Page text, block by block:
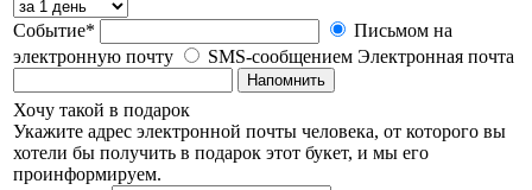
Событие*
Письмом на
электронную почту
SMS-сообщением Электронная почта
Напомнить
Хочу такой в подарок
Укажите адрес электронной почты человека, от которого вы
хотели бы получить в подарок этот букет, и мы его
проинформируем.